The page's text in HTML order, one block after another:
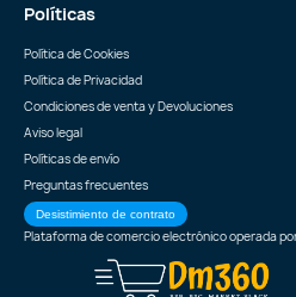
Políticas
Política de Cookies
Política de Privacidad
Condiciones de venta y Devoluciones
Aviso legal
Políticas de envío
Preguntas frecuentes
Desistimiento de contrato
Plataforma de comercio electrónico operada